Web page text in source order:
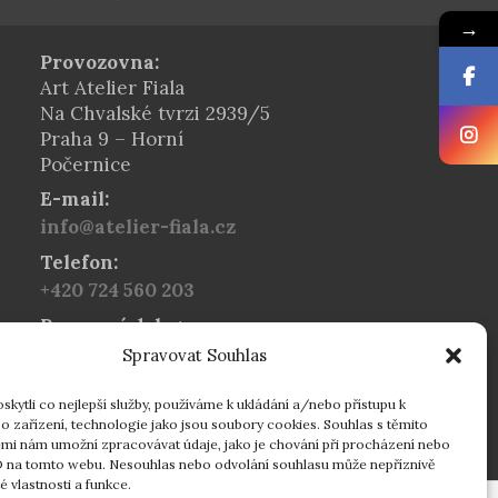
Spravovat Souhlas
co nejlepší služby, používáme k ukládání a/nebo přístupu k
zařízení, technologie jako jsou soubory cookies. Souhlas s těmito
nám umožní zpracovávat údaje, jako je chování při procházení nebo
na tomto webu. Nesouhlas nebo odvolání souhlasu může nepříznivě
vlastnosti a funkce.
Provozovna:
Art Atelier Fiala
Na Chvalské tvrzi 2939/5
Praha 9 – Horní
Počernice
E-mail:
info@atelier-fiala.cz
Telefon:
+420 724 560 203
Provozní doba:
Po–Pá 8:00–16:30
individuální domluvy
→